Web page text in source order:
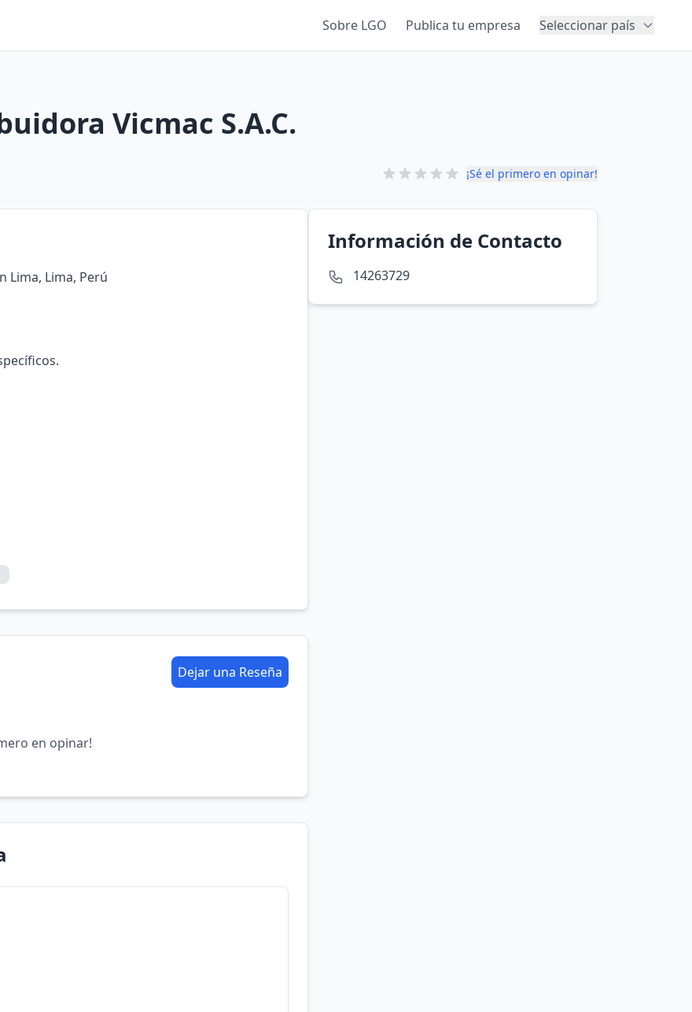
Sobre LGO Publica tu empresa Seleccionar país
Vicmac S.A.C.
¡Sé el primero en opinar!
Lima, Lima, Perú
Dejar una Reseña
en opinar!
Información de Contacto
14263729